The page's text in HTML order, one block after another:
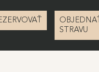
OBJEDNAŤ
STRAVU